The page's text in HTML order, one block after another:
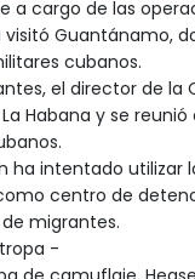
a cargo de las
Guantánamo,
cubanos.
el director de la
Habana y se reunió
ha intentado utilizar
centro de
migrantes.
-